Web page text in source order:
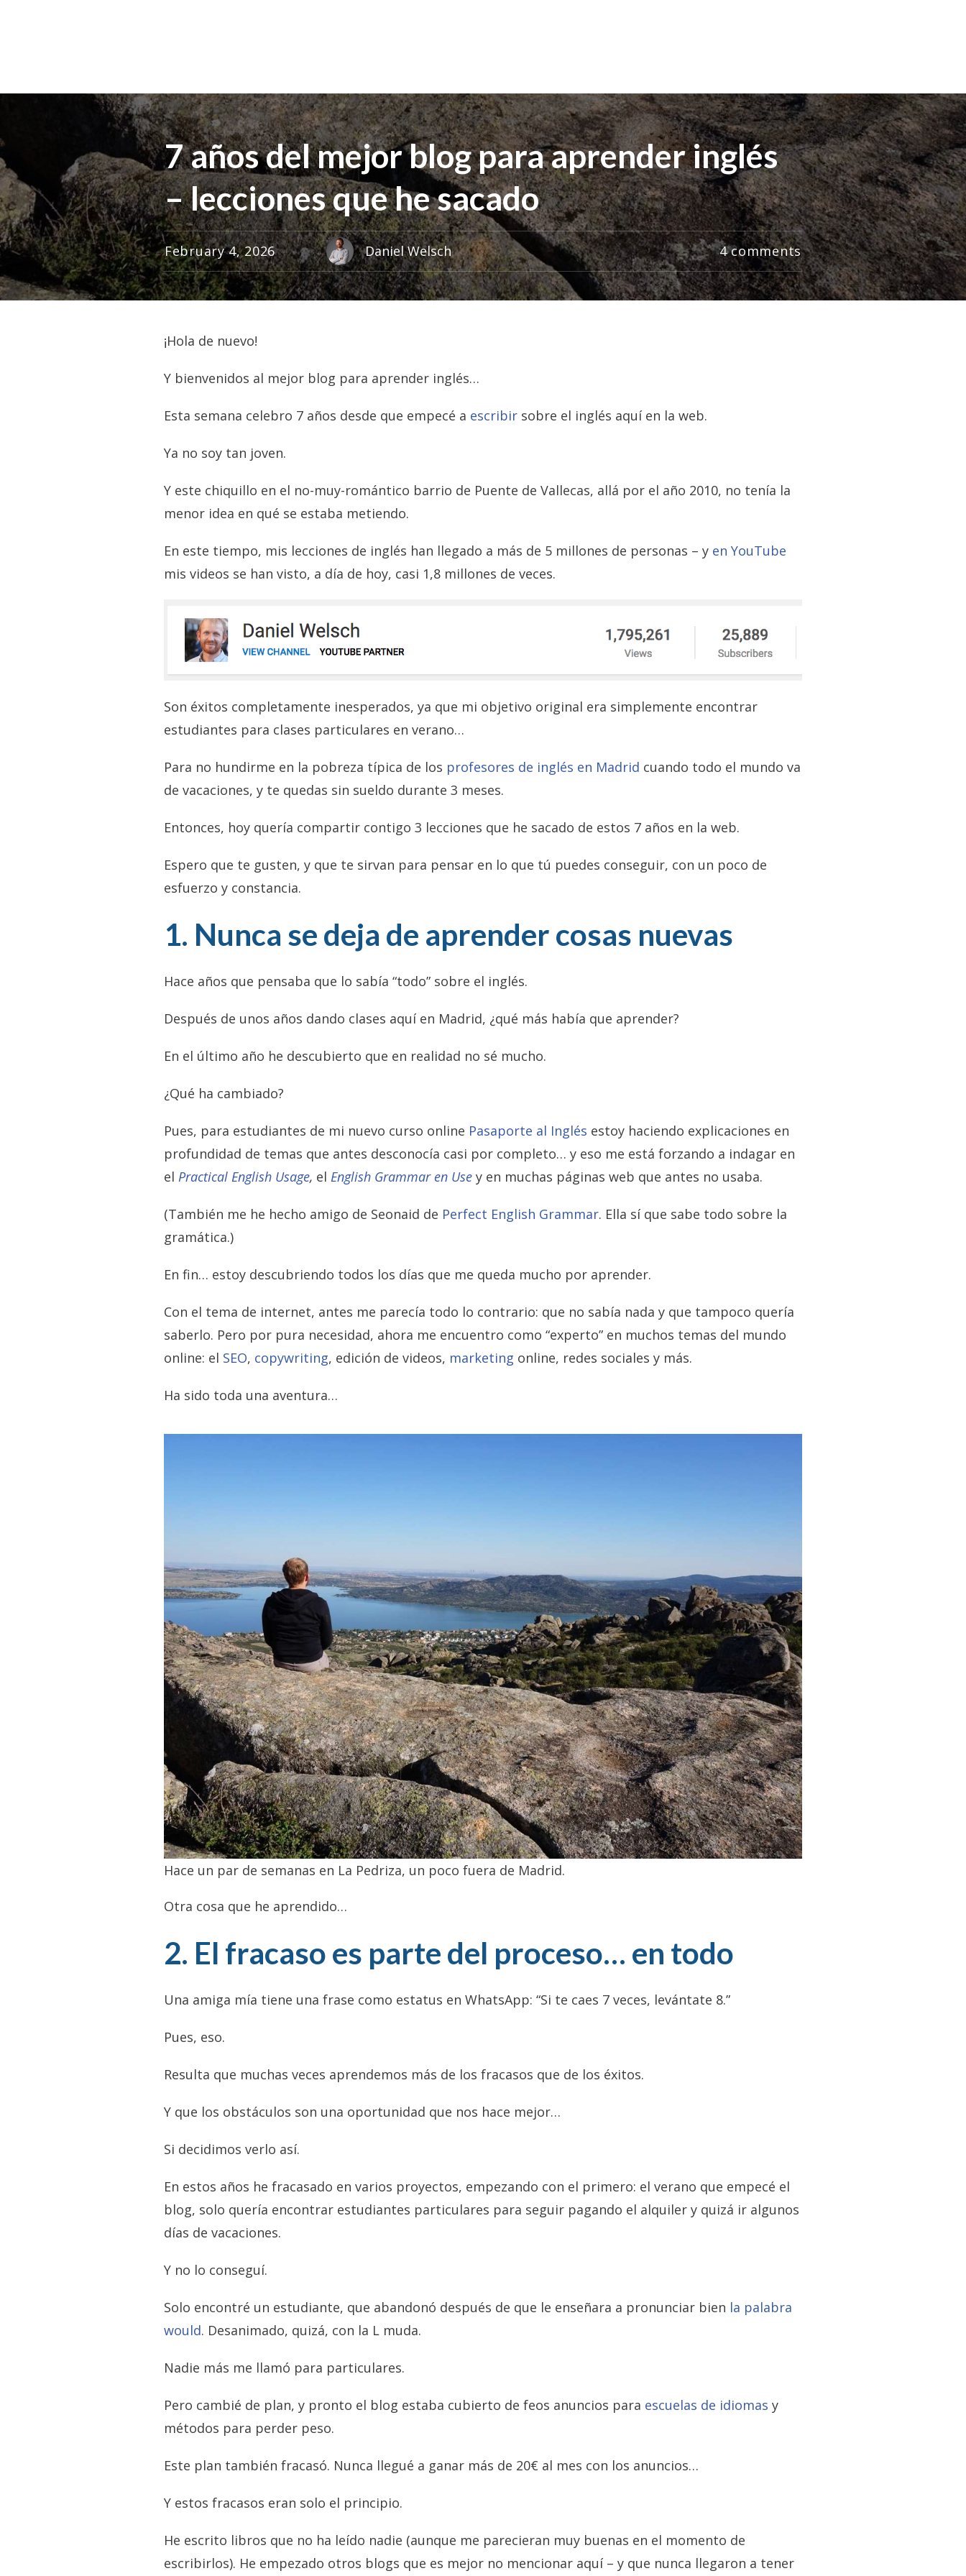
7 años del mejor blog para aprender inglés
– lecciones que he sacado
February 4, 2026 Daniel Welsch 4comments
¡Hola de nuevo!
Y bienvenidos al mejor blog para aprender inglés…
Esta semana celebro 7 años desde que empecé a escribir sobre el inglés aquí en la web.
Ya no soy tan joven.
Y este chiquillo en el no-muy-romántico barrio de Puente de Vallecas, allá por el año 2010, no tenía la
menor idea en qué se estaba metiendo.
En este tiempo, mis lecciones de inglés han llegado a más de 5 millones de personas – y en YouTube
mis videos se han visto, a día de hoy, casi 1,8 millones de veces.
Son éxitos completamente inesperados, ya que mi objetivo original era simplemente encontrar
estudiantes para clases particulares en verano…
Para no hundirme en la pobreza típica de los profesores de inglés en Madrid cuando todo el mundo va
de vacaciones, y te quedas sin sueldo durante 3 meses.
Entonces, hoy quería compartir contigo 3 lecciones que he sacado de estos 7 años en la web.
Espero que te gusten, y que te sirvan para pensar en lo que tú puedes conseguir, con un poco de
esfuerzo y constancia.
1. Nunca se deja de aprender cosas nuevas
Hace años que pensaba que lo sabía “todo” sobre el inglés.
Después de unos años dando clases aquí en Madrid, ¿qué más había que aprender?
En el último año he descubierto que en realidad no sé mucho.
¿Qué ha cambiado?
Pues, para estudiantes de mi nuevo curso online Pasaporte al Inglés estoy haciendo explicaciones en
profundidad de temas que antes desconocía casi por completo… y eso me está forzando a indagar en
el Practical English Usage, el English Grammar en Use y en muchas páginas web que antes no usaba.
(También me he hecho amigo de Seonaid de Perfect English Grammar. Ella sí que sabe todo sobre la
gramática.)
En fin… estoy descubriendo todos los días que me queda mucho por aprender.
Con el tema de internet, antes me parecía todo lo contrario: que no sabía nada y que tampoco quería
saberlo. Pero por pura necesidad, ahora me encuentro como “experto” en muchos temas del mundo
online: el SEO, copywriting, edición de videos, marketing online, redes sociales y más.
Ha sido toda una aventura…
Hace un par de semanas en La Pedriza, un poco fuera de Madrid.
Otra cosa que he aprendido…
2. El fracaso es parte del proceso… en todo
Una amiga mía tiene una frase como estatus en WhatsApp: “Si te caes 7 veces, levántate 8.”
Pues, eso.
Resulta que muchas veces aprendemos más de los fracasos que de los éxitos.
Y que los obstáculos son una oportunidad que nos hace mejor…
Si decidimos verlo así.
En estos años he fracasado en varios proyectos, empezando con el primero: el verano que empecé el
blog, solo quería encontrar estudiantes particulares para seguir pagando el alquiler y quizá ir algunos
días de vacaciones.
Y no lo conseguí.
Solo encontré un estudiante, que abandonó después de que le enseñara a pronunciar bien la palabra
would. Desanimado, quizá, con la L muda.
Nadie más me llamó para particulares.
Pero cambié de plan, y pronto el blog estaba cubierto de feos anuncios para escuelas de idiomas y
métodos para perder peso.
Este plan también fracasó. Nunca llegué a ganar más de 20€ al mes con los anuncios…
Y estos fracasos eran solo el principio.
He escrito libros que no ha leído nadie (aunque me parecieran muy buenas en el momento de
escribirlos). He empezado otros blogs que es mejor no mencionar aquí – y que nunca llegaron a tener